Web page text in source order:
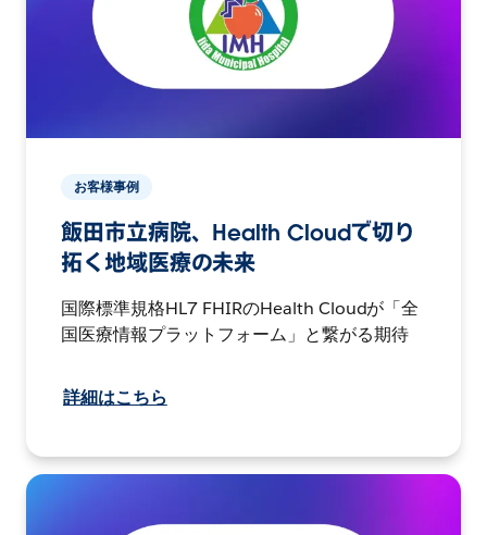
お客様事例
飯田市立病院、Health Cloudで切り
拓く地域医療の未来
国際標準規格HL7 FHIRのHealth Cloudが「全
国医療情報プラットフォーム」と繋がる期待
詳細はこちら